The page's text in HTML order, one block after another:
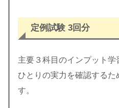
定例試験 3回分
主要３科目のインプット学
ひとりの実力を確認する
す。